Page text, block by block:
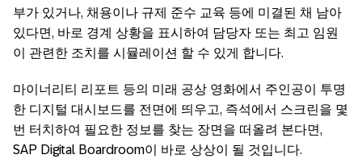
부가 있거나, 채용이나 규제 준수 교육 등에 미결된 채 남아
있다면, 바로 경계 상황을 표시하여 담당자 또는 최고 임원
이 관련한 조치를 시뮬레이션 할 수 있게 합니다.
마이너리티 리포트 등의 미래 공상 영화에서 주인공이 투명
한 디지털 대시보드를 전면에 띄우고, 즉석에서 스크린을 몇
번 터치하여 필요한 정보를 찾는 장면을 떠올려 본다면,
SAP Digital Boardroom이 바로 상상이 될 것입니다.